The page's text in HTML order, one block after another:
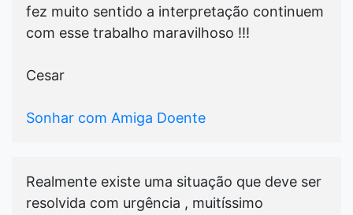
fez muito sentido a interpretação continuem
com esse trabalho maravilhoso !!!
Cesar
Sonhar com Amiga Doente
Realmente existe uma situação que deve ser
resolvida com urgência , muitíssimo